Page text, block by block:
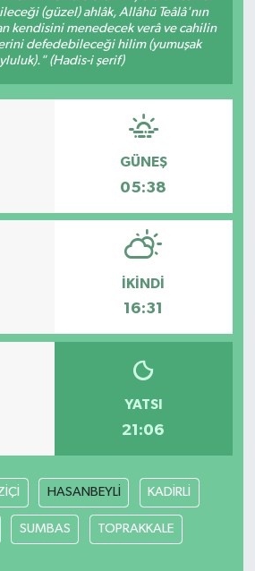
(güzel) ahlâk, Allâhü Teâlâ'nın
kendisini menedecek verâ ve cahilin
defedebileceği hilim (yumuşak
(Hadis-i şerif)
GÜNEŞ
05:38
İKINDI
16:31
YATSI
21:06
HASANBEYLİ KADİRLİ
SUMBAS TOPRAKKALE
Hayatı
TV